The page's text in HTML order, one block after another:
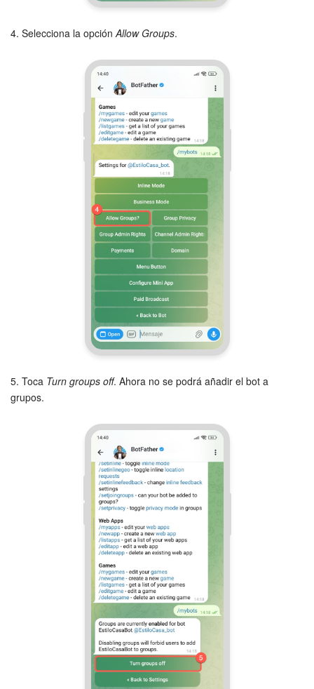
4. Selecciona la opciónAllow Groups.
5. Toca Turn groups off. Ahora no se podrá añadir el bot a
grupos.